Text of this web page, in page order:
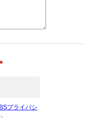
＊
プライバシ